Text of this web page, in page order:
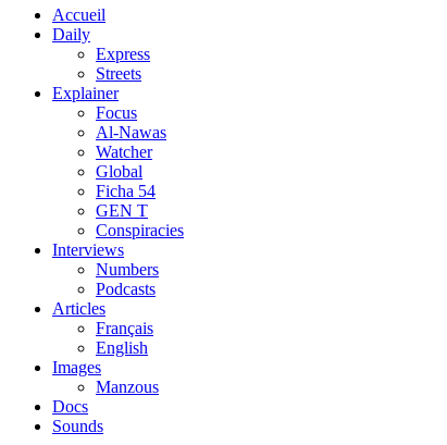
Accueil
Daily
Express
Streets
Explainer
Focus
Al-Nawas
Watcher
Global
Ficha 54
GEN T
Conspiracies
Interviews
Numbers
Podcasts
Articles
Français
English
Images
Manzous
Docs
Sounds